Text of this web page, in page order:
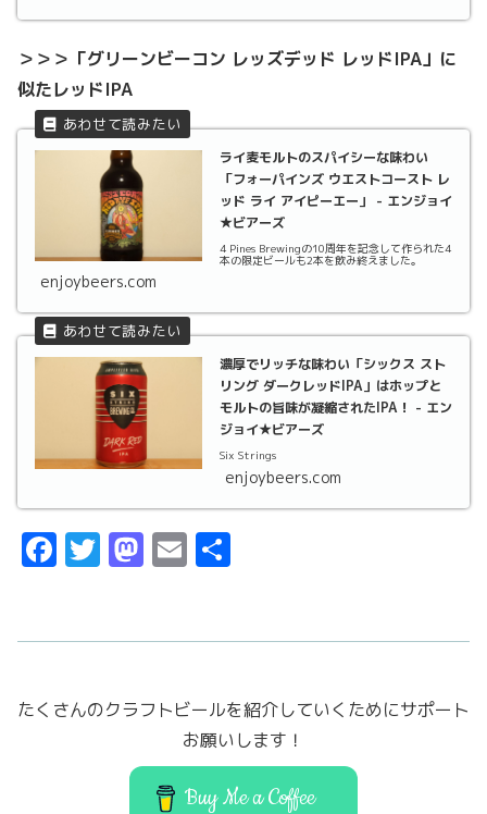
＞＞＞「グリーンビーコン レッズデッド レッドIPA」に
似たレッドIPA
ライ麦モルトのスパイシーな味わい
「フォーパインズ ウエストコースト レ
ッド ライ アイピーエー」 - エンジョイ
★ビアーズ
4 Pines Brewingの10周年を記念して作られた4
本の限定ビールも2本を飲み終えました。
enjoybeers.com
濃厚でリッチな味わい「シックス スト
リング ダークレッドIPA」はホップと
モルトの旨味が凝縮されたIPA！ - エン
ジョイ★ビアーズ
Six Strings
enjoybeers.com
F
e
b
o
T
t
er
M
o
o
n
E
l
たくさんのクラフトビールを紹介していくためにサポート
お願いします！
Buy Me a Coffee